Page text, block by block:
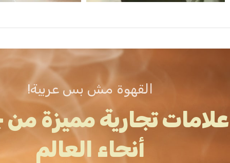
القهوة مش بس عربية!
علامات تجارية مميزة
أنحاء العالم